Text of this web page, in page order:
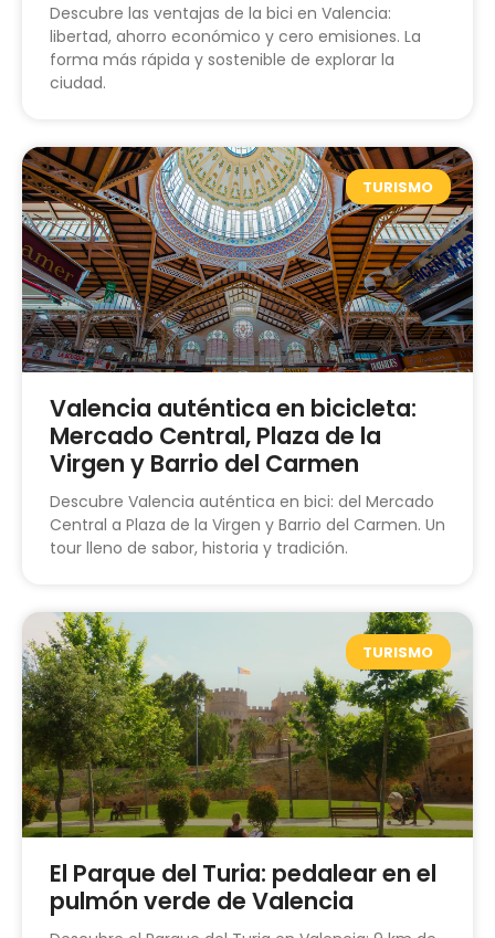
Descubre las ventajas de la bici en Valencia:
libertad, ahorro económico y cero emisiones. La
forma más rápida y sostenible de explorar la
ciudad.
TURISMO
Valencia auténtica en bicicleta:
Mercado Central, Plaza de la
Virgen y Barrio del Carmen
Descubre Valencia auténtica en bici: del Mercado
Central a Plaza de la Virgen y Barrio del Carmen. Un
tour lleno de sabor, historia y tradición.
TURISMO
El Parque del Turia: pedalear en el
pulmón verde de Valencia